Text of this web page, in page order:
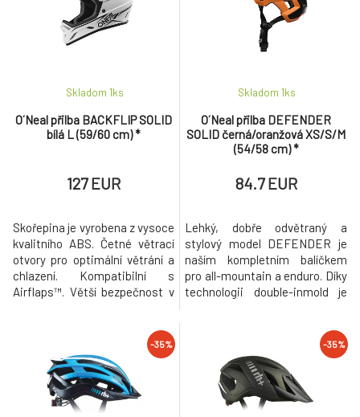
cyklo přilba RAVEN ROAD, OXFORD (žlutá
fluo/bílá)
81.5 EUR
ZADARMO
Tangerine
173.2 EUR
O´Neal přilba BACKFLIP SOLID
bílá L (59/60 cm) *
Skladom 1ks
127 EUR
Skořepina je vyrobena z vysoce
kvalitního ABS. Četné větrací
otvory pro optimální větrání a
chlazení. Kompatibilní s
Airflaps™. Větší bezpečnost v
připevněn pomocí
odlamovacích plastových
šroubů. Magnetická přezka
O'Neal Fidlock® ( vyvinutá v
Německu) pro snadné zapínání
O´Neal přilba DEFENDER
SOLID černá/oranžová XS/S/M
(54/58 cm) *
Skladom 1ks
84.7 EUR
Lehký, dobře odvětraný a
stylový model DEFENDER je
naším kompletním balíčkem
pro all-mountain a enduro. Díky
technologii double-inmold je
spojuje vnitřní EPS a vnější
skořepinu dohromady, přičemž
další druhá vrstva chrání vnější
hrany a zlepšuje absorpci
nárazů. Větrací otvory a vnitřn
-35% -35%